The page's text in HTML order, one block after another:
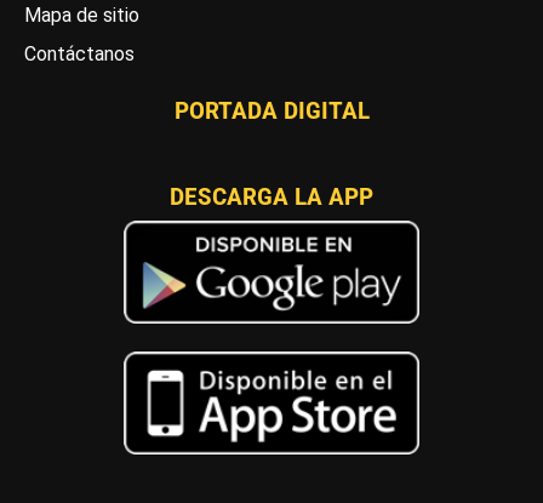
Mapa de sitio
Contáctanos
PORTADA DIGITAL
DESCARGA LA APP